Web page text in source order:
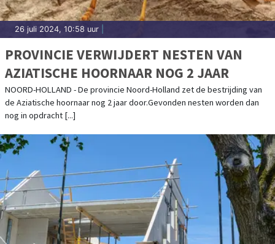
26 juli 2024, 10:58 uur
PROVINCIE VERWIJDERT NESTEN VAN
AZIATISCHE HOORNAAR NOG 2 JAAR
NOORD-HOLLAND - De provincie Noord-Holland zet de bestrijding van
de Aziatische hoornaar nog 2 jaar door.Gevonden nesten worden dan
nog in opdracht [...]